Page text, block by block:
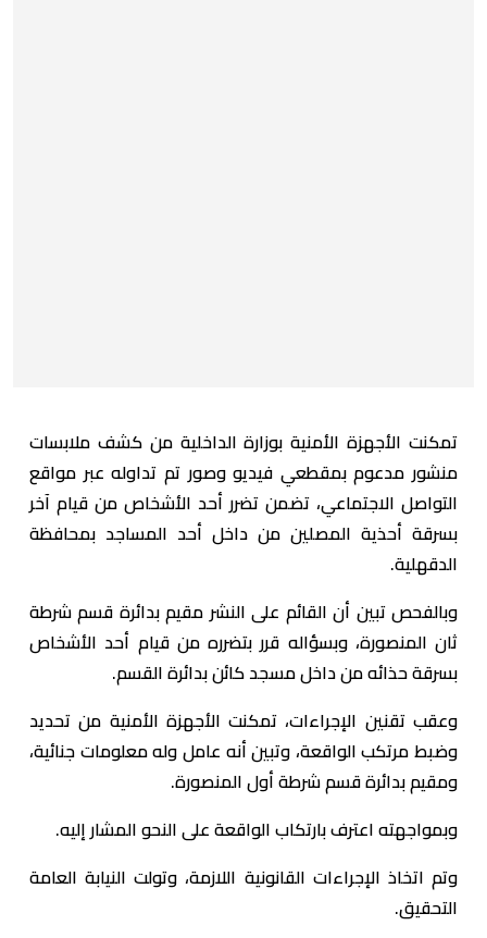
تمكنت الأجهزة الأمنية بوزارة الداخلية من كشف ملابسات
منشور مدعوم بمقطعي فيديو وصور تم تداوله عبر مواقع
التواصل الاجتماعي، تضمن تضرر أحد الأشخاص من قيام آخر
بسرقة أحذية المصلين من داخل أحد المساجد بمحافظة
الدقهلية.
وبالفحص تبين أن القائم على النشر مقيم بدائرة قسم شرطة
ثان المنصورة، وبسؤاله قرر بتضرره من قيام أحد الأشخاص
بسرقة حذائه من داخل مسجد كائن بدائرة القسم.
وعقب تقنين الإجراءات، تمكنت الأجهزة الأمنية من تحديد
وضبط مرتكب الواقعة، وتبين أنه عامل وله معلومات جنائية،
ومقيم بدائرة قسم شرطة أول المنصورة.
وبمواجهته اعترف بارتكاب الواقعة على النحو المشار إليه.
وتم اتخاذ الإجراءات القانونية اللازمة، وتولت النيابة العامة
التحقيق.